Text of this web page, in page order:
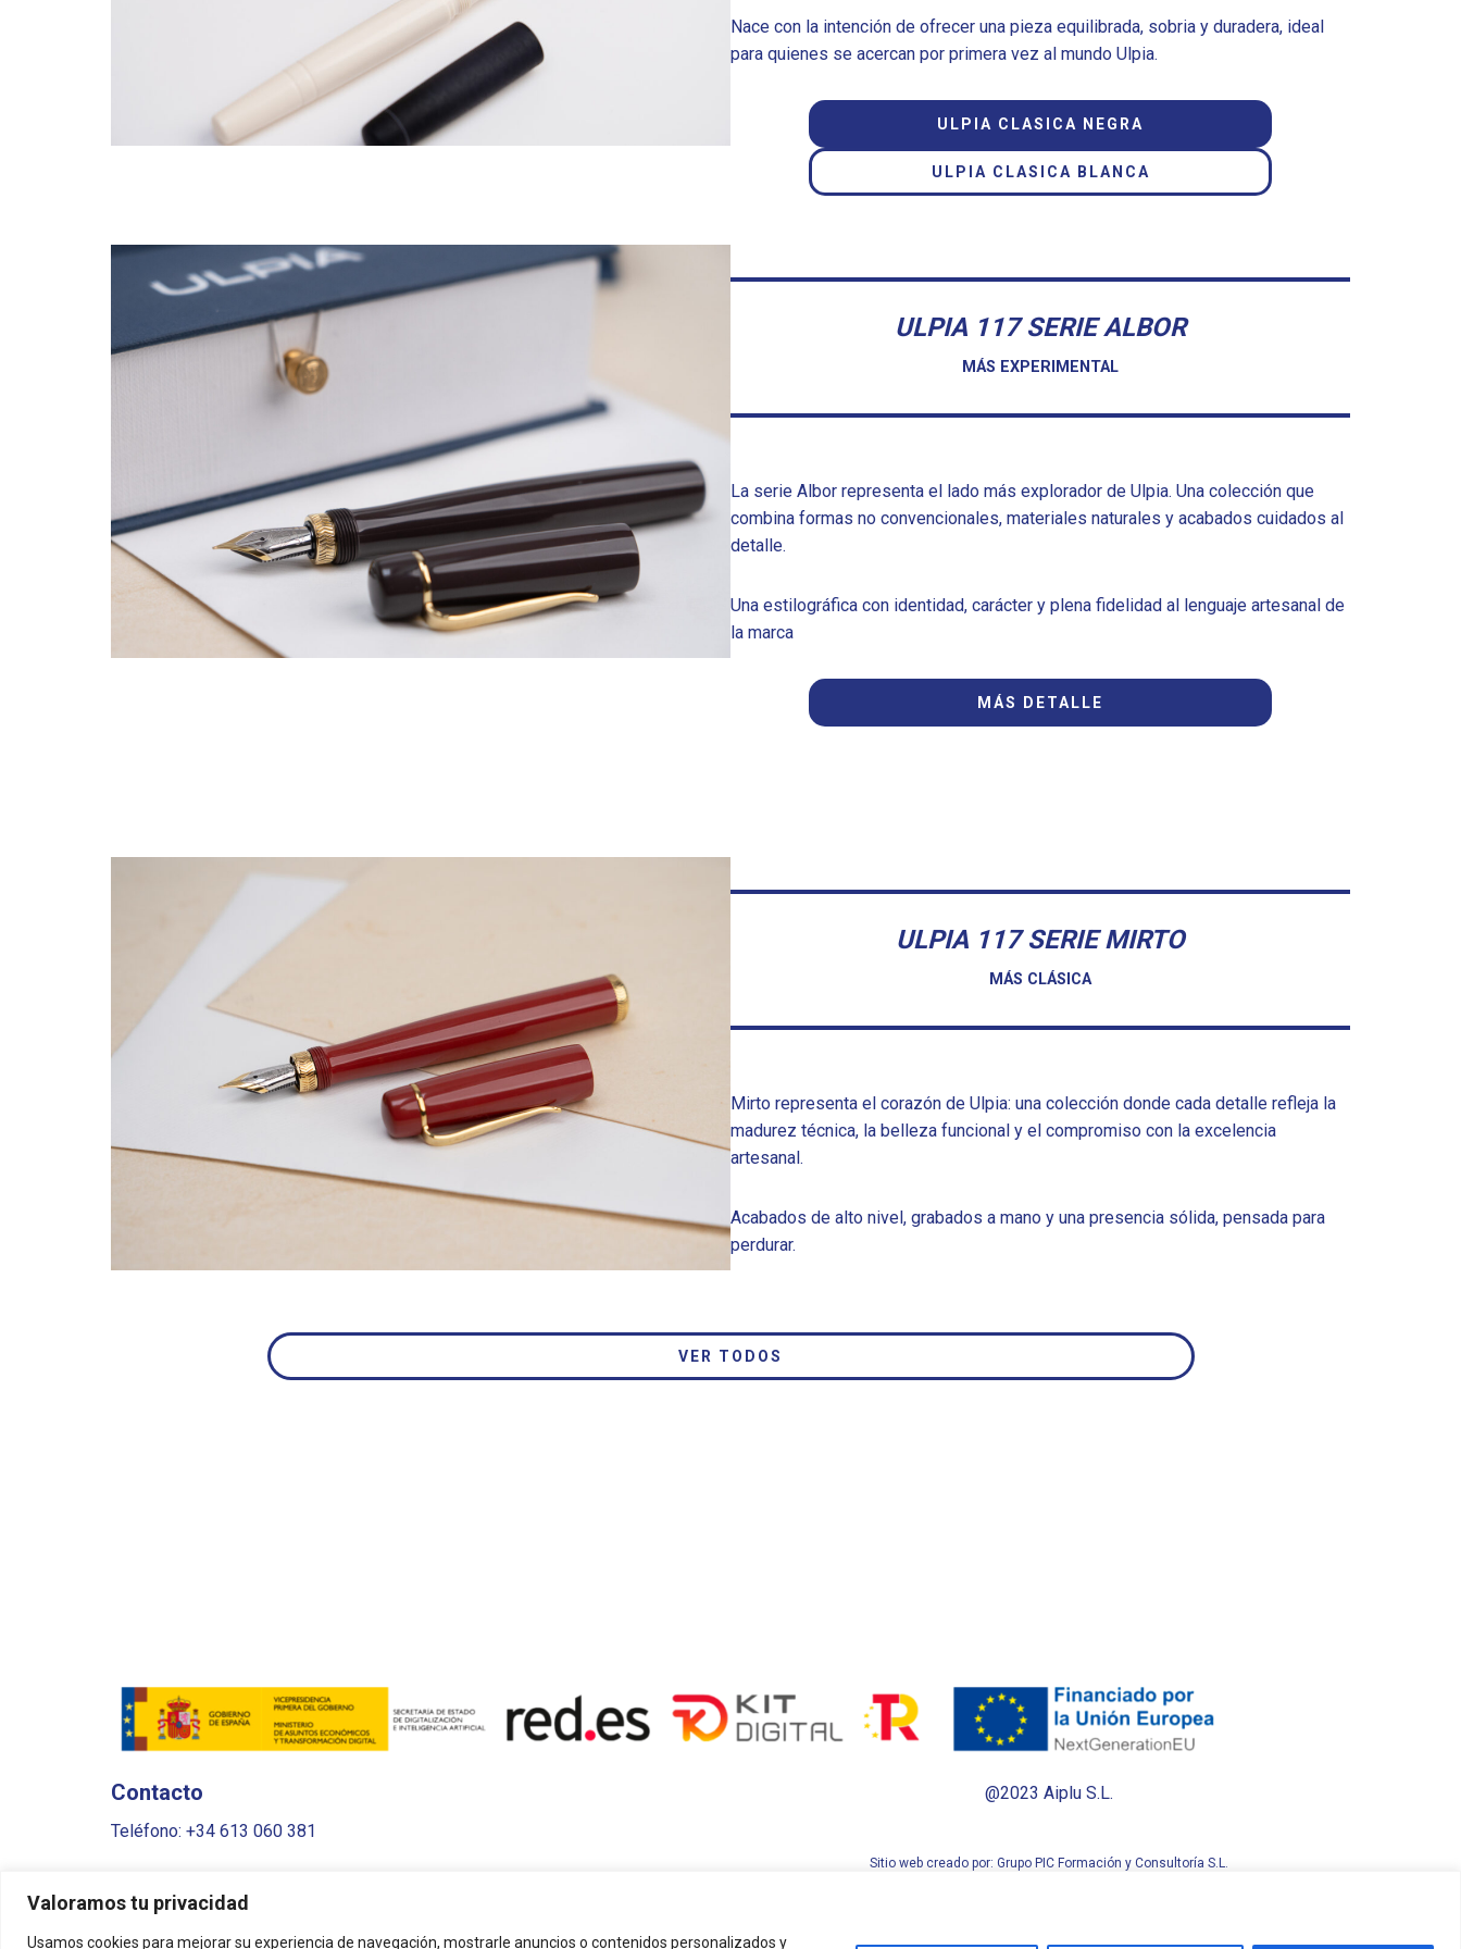
Valoramos tu privacidad
Usamos cookies para mejorar su experiencia de navegación, mostrarle anuncios o contenidos personalizados y
Nace con la intención de ofrecer una pieza equilibrada, sobria y duradera, ideal
para quienes se acercan por primera vez al mundo Ulpia.
ULPIA CLASICA NEGRA
ULPIA CLASICA BLANCA
ULPIA 117 SERIE ALBOR
MÁS EXPERIMENTAL
La serie Albor representa el lado más explorador de Ulpia. Una colección que
combina formas no convencionales, materiales naturales y acabados cuidados al
detalle.
Una estilográfica con identidad, carácter y plena fidelidad al lenguaje artesanal de
la marca
MÁS DETALLE
ULPIA 117 SERIE MIRTO
MÁS CLÁSICA
Mirto representa el corazón de Ulpia: una colección donde cada detalle refleja la
madurez técnica, la belleza funcional y el compromiso con la excelencia
artesanal.
Acabados de alto nivel, grabados a mano y una presencia sólida, pensada para
perdurar.
VER TODOS
Contacto
Teléfono: +34 613 060 381
Email: info@ulpia.es
@2023 Aiplu S.L.
Sitio web creado por: Grupo PIC Formación y Consultoría S.L.